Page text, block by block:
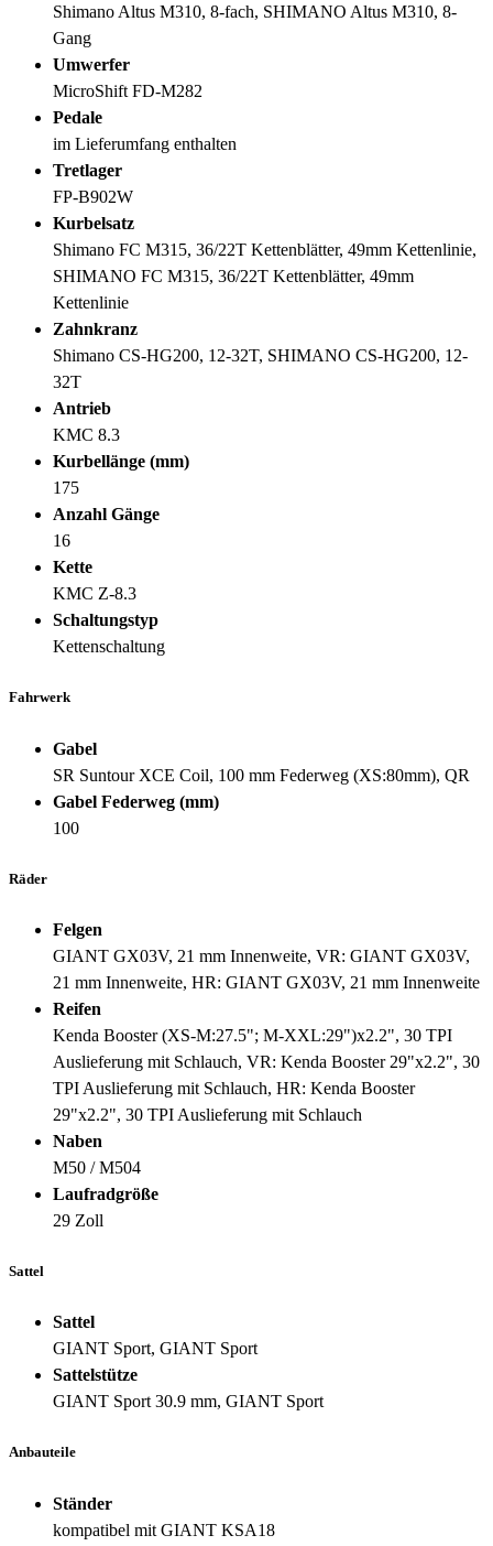
Shimano Altus M310, 8-fach, SHIMANO Altus M310, 8-
Gang
Umwerfer
MicroShift FD-M282
Pedale
im Lieferumfang enthalten
Tretlager
FP-B902W
Kurbelsatz
Shimano FC M315, 36/22T Kettenblätter, 49mm Kettenlinie,
SHIMANO FC M315, 36/22T Kettenblätter, 49mm
Kettenlinie
Zahnkranz
Shimano CS-HG200, 12-32T, SHIMANO CS-HG200, 12-
32T
Antrieb
KMC 8.3
Kurbellänge (mm)
175
Anzahl Gänge
16
Kette
KMC Z-8.3
Schaltungstyp
Kettenschaltung
Fahrwerk
Gabel
SR Suntour XCE Coil, 100 mm Federweg (XS:80mm), QR
Gabel Federweg (mm)
100
Räder
Felgen
GIANT GX03V, 21 mm Innenweite, VR: GIANT GX03V,
21 mm Innenweite, HR: GIANT GX03V, 21 mm Innenweite
Reifen
Kenda Booster (XS-M:27.5"; M-XXL:29")x2.2", 30 TPI
Auslieferung mit Schlauch, VR: Kenda Booster 29"x2.2", 30
TPI Auslieferung mit Schlauch, HR: Kenda Booster
29"x2.2", 30 TPI Auslieferung mit Schlauch
Naben
M50 / M504
Laufradgröße
29 Zoll
Sattel
Sattel
GIANT Sport, GIANT Sport
Sattelstütze
GIANT Sport 30.9 mm, GIANT Sport
Anbauteile
Ständer
kompatibel mit GIANT KSA18